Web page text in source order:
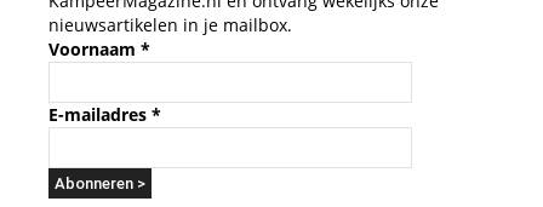
nieuwsartikelen in je mailbox.
Voornaam *
E-mailadres *